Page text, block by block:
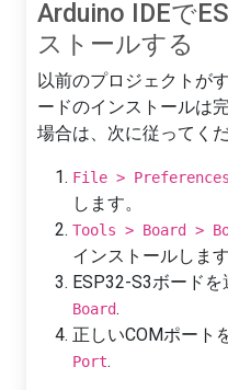
Arduino IDEで
ストールする
以前のプロジェクトが
ードのインストールは
場合は、次に従ってく
File > Preferences
します。
Tools > Board >
インストールします
ESP32-S3ボードを
Board.
正しいCOMポート
Port.